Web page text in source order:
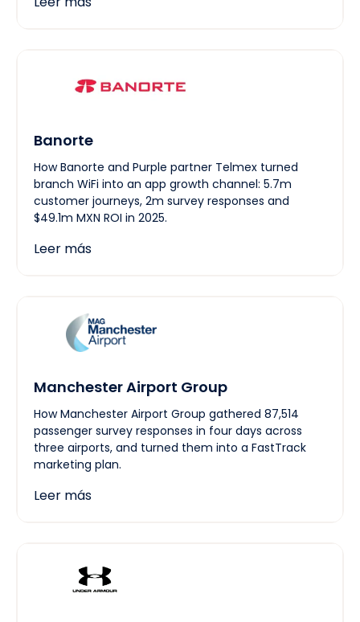
Banorte
How Banorte and Purple partner Telmex turned
branch WiFi into an app growth channel: 5.7m
customer journeys, 2m survey responses and
$49.1m MXN ROI in 2025.
Leer más
Manchester Airport Group
How Manchester Airport Group gathered 87,514
passenger survey responses in four days across
three airports, and turned them into a FastTrack
marketing plan.
Leer más